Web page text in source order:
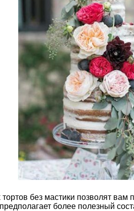
без мастики позволят
более полезный